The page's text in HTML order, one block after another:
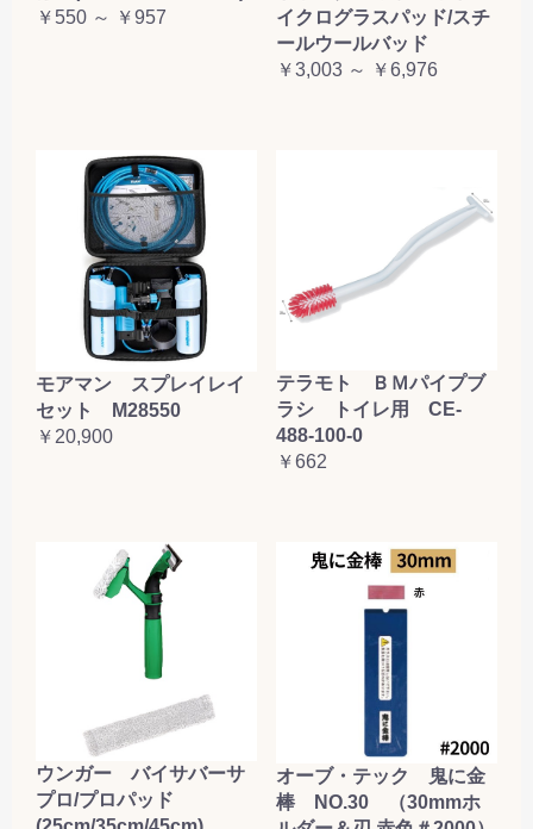
￥550 ～ ￥957
イクログラスパッド/スチ
ールウールバッド
￥3,003 ～ ￥6,976
モアマン スプレイレイ
セット M28550
￥20,900
テラモト ＢＭパイプブ
ラシ トイレ用 CE-
488-100-0
￥662
ウンガー バイサバーサ
プロ/プロパッド
オーブ・テック 鬼に金
棒 NO.30 （30mmホ